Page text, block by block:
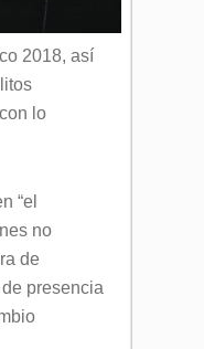
2018, así
lo
“el
no
de
presencia